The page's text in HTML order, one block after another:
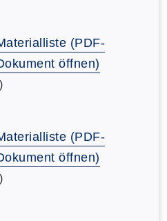
(PDF-
öffnen)
(PDF-
öffnen)